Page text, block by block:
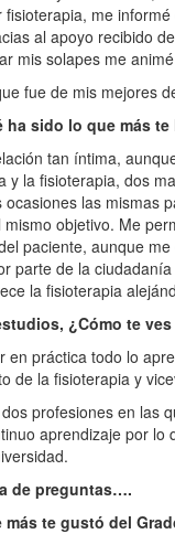
me
al apoyo recibido
mis solapes me
fue de mis mejores
ha sido lo que más
tan íntima,
y la fisioterapia, dos
las mismas
objetivo. Me
paciente, aunque
parte de la
la fisioterapia
¿Cómo te
en práctica todo lo
de la fisioterapia y
profesiones en las
aprendizaje por lo
de preguntas….
te gustó del